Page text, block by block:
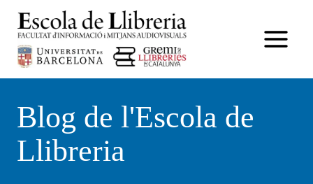
contingut
Blog de l'Escola de
Llibreria